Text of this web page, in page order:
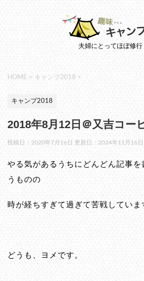
夫婦にとってほぼ修行
HOME> キャンプ2018 >
キャンプ2018
2018年8月12日＠又吉コー
投稿日：2020年7月16日 更新日： 2024年11月16日
やる気があるうちにどんどん記事を
うものの
時が経ちすぎて過ぎて苦戦していま
どうも、ヨメです。